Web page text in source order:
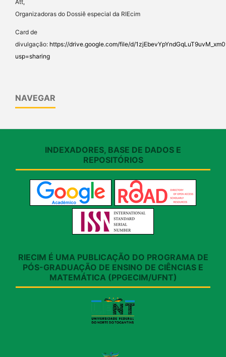
Att,
Organizadoras do Dossiê especial da RIEcim
Card de
divulgação: https://drive.google.com/file/d/
usp=sharing
NAVEGAR
INDEXADORES, BASE DE DADOS E
REPOSITÓRIOS
RIECIM É UMA PUBLICAÇÃO DO PROGRAMA DE
PÓS-GRADUAÇÃO DE ENSINO DE CIÊNCIAS E
MATEMÁTICA (PPGECIM/UFNT)